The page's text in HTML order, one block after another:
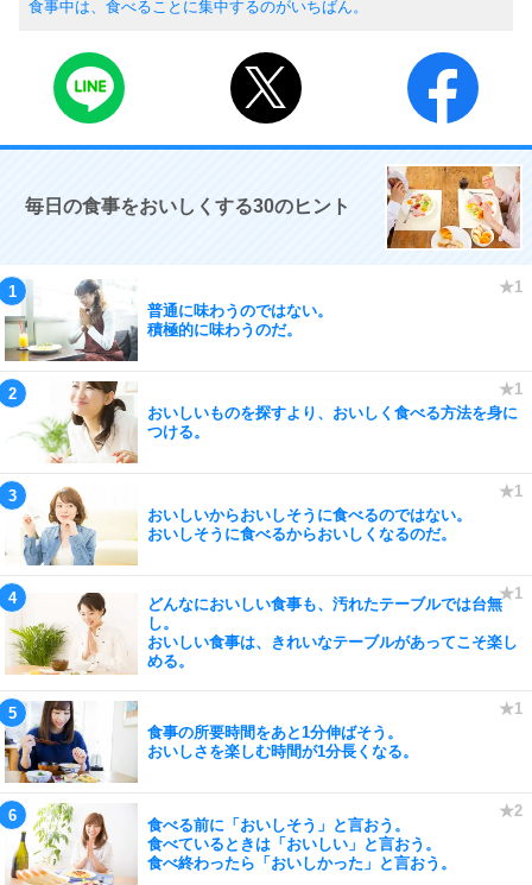
食事中は、食べることに集中するのがいちばん。
毎日の食事をおいしくする30のヒント
普通に味わうのではない。
積極的に味わうのだ。
おいしいものを探すより、おいしく食べる方法を身に
つける。
おいしいからおいしそうに食べるのではない。
おいしそうに食べるからおいしくなるのだ。
どんなにおいしい食事も、汚れたテーブルでは台無
し。
おいしい食事は、きれいなテーブルがあってこそ楽し
める。
食事の所要時間をあと1分伸ばそう。
おいしさを楽しむ時間が1分長くなる。
食べる前に「おいしそう」と言おう。
食べているときは「おいしい」と言おう。
食べ終わったら「おいしかった」と言おう。